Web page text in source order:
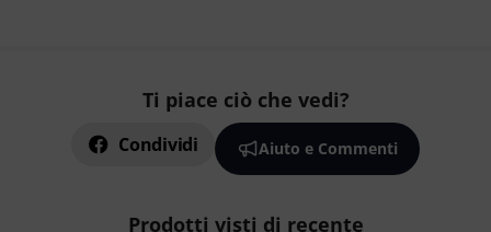
Ti piace ciò che vedi?
Condividi Aiuto e Commenti
Prodotti visti di recente